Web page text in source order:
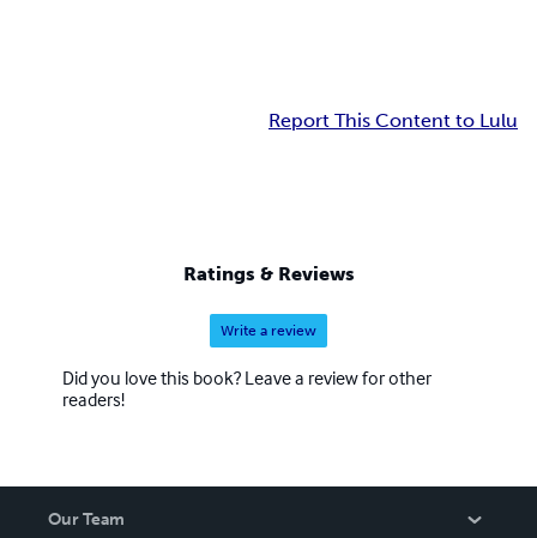
Report This Content to Lulu
Ratings & Reviews
Write a review
Did you love this book? Leave a review for other
readers!
Our Team